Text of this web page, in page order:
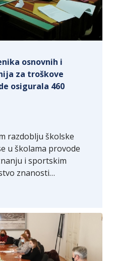
osnovnih i
za troškove
osigurala 460
razdoblju školske
u školama provode
i sportskim
znanosti…